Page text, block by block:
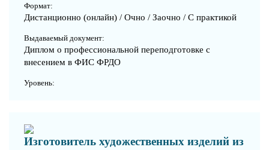
Формат:
Дистанционно (онлайн) / Очно / Заочно / С практикой
Выдаваемый документ:
Диплом о профессиональной переподготовке с
внесением в ФИС ФРДО
Уровень:
Изготовитель художественных изделий из